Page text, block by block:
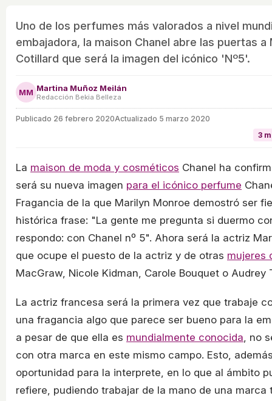
Uno de los perfumes más valorados a nivel
embajadora, la maison Chanel abre las puertas a
Cotillard que será la imagen del icónico 'Nº5'.
MM Martina Muñoz Meilán
Redacción Bekia Belleza
Publicado 26 febrero 2020Actualizado 5 marzo 2020
3
La maison de moda y cosméticos Chanel ha
será su nueva imagen para el icónico perfume
Fragancia de la que Marilyn Monroe demostró ser
histórica frase: "La gente me pregunta si duermo
respondo: con Chanel nº 5". Ahora será la actriz
que ocupe el puesto de la actriz y de otras mujeres
MacGraw, Nicole Kidman, Carole Bouquet o Audrey
La actriz francesa será la primera vez que trabaje
una fragancia algo que parece ser bueno para la
a pesar de que ella es mundialmente conocida, no
con otra marca en este mismo campo. Esto,
oportunidad para la interprete, en lo que al ámbito
refiere, pudiendo trabajar de la mano de una marca